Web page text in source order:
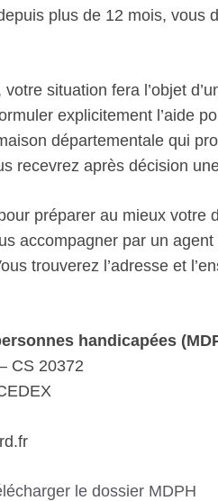
plus de 12 mois, vous
situation fera l’objet
explicitement l’aide
départementale qui
recevrez après décision
préparer au mieux votre
accompagner par un
trouverez l’adresse et
handicapées
CS 20372
le dossier MDPH